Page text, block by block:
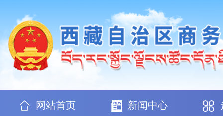
网站首页 新闻中心